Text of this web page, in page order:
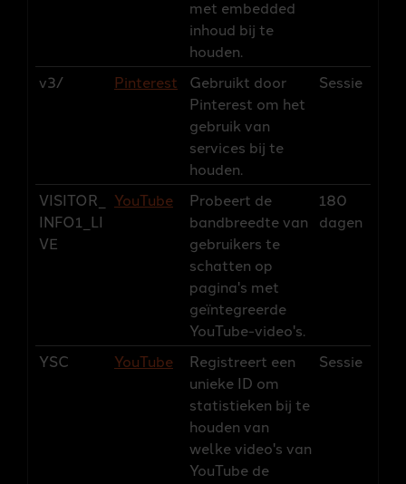
met embedded
inhoud bij te
houden.
v3/ Pinterest
Gebruikt door
Pinterest om het
gebruik van
services bij te
houden.
Sessie
VISITOR_
INFO1_LI
VE
YouTube
Probeert de
bandbreedte van
gebruikers te
schatten op
pagina's met
geïntegreerde
YouTube-video's.
180
dagen
YSC YouTube
Registreert een
unieke ID om
statistieken bij te
houden van
welke video's van
YouTube de
Sessie